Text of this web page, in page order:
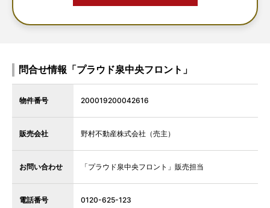
問合せ情報「プラウド泉中央フロント」
物件番号 200019200042616
販売会社 野村不動産株式会社（売主）
お問い合わせ 「プラウド泉中央フロント」販売担当
電話番号 0120-625-123